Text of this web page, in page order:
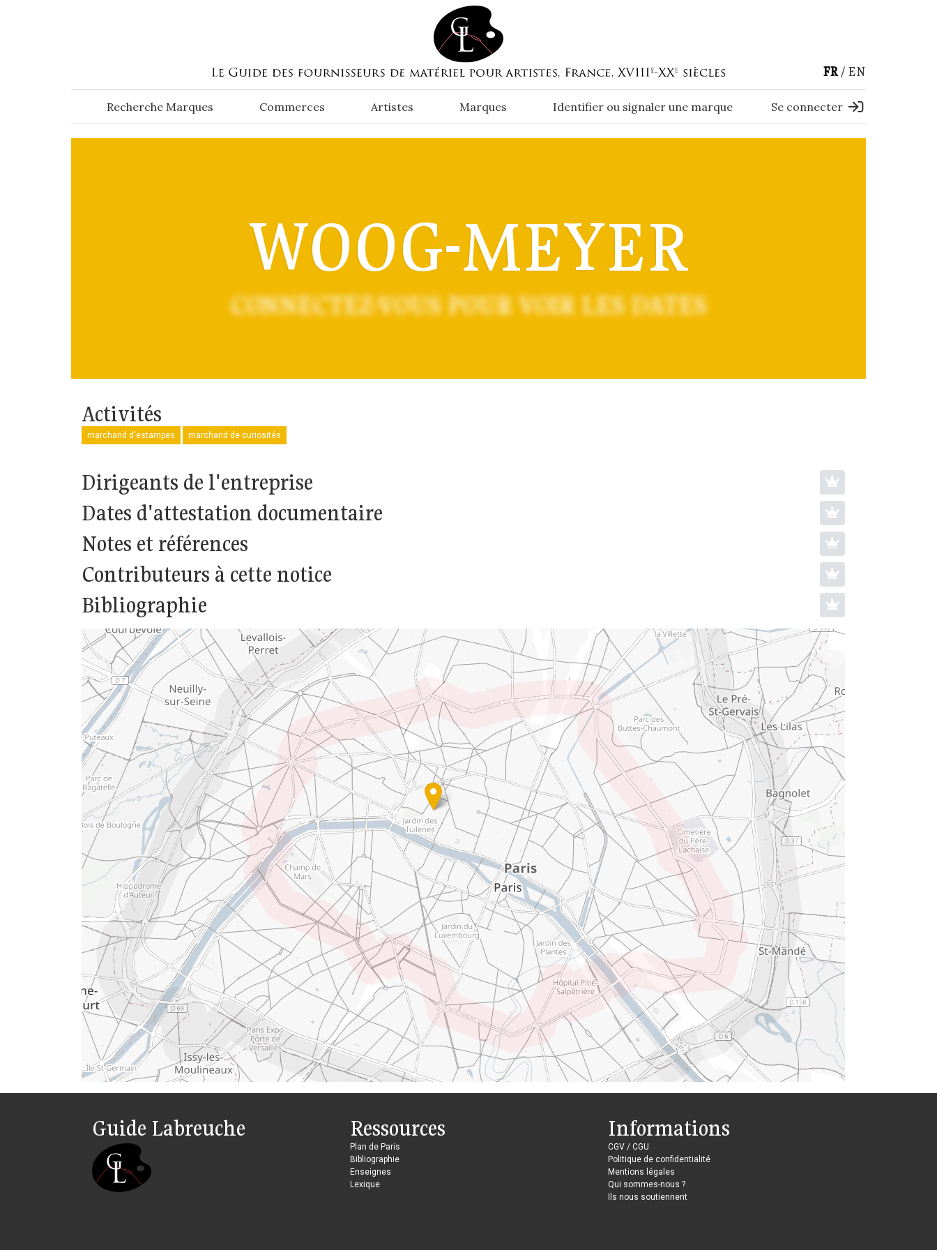
FR EN
Recherche Marques Commerces Artistes Marques Identifier ou signaler une marque Se connecter
WOOG-MEYER
CONNECTEZ-VOUS POUR VOIR LES DATES
Activités
marchand d'estampes marchand de curiosités
Dirigeants de l'entreprise
Dates d'attestation documentaire
Notes et références
Contributeurs à cette notice
Bibliographie
Guide Labreuche Ressources
Plan de Paris
Bibliographie
Enseignes
Lexique
Informations
CGV / CGU
Politique de confidentialité
Mentions légales
Qui sommes-nous ?
Ils nous soutiennent